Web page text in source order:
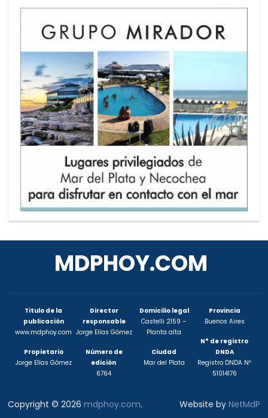
MDPHOY.COM
Titulo de la
publicación
www.mdphoy.com
Propietario
Jorge Elías Gómez
Director
responsable
Jorge Elías Gómez
Número de
edición
6764
Domicilio legal
Castelli 2159 –
Planta alta
Ciudad
Mar del Plata
Provincia
Buenos Aires
N° de registro
DNDA
Registro DNDA Nº
51014176
Copyright © 2026mdphoy.com. Website by NetMdP